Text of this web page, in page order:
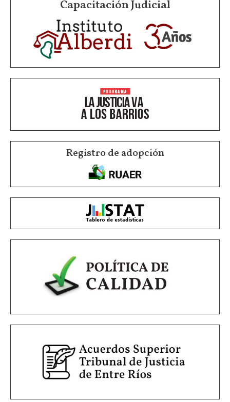
Capacitación Judicial
Registro de adopción